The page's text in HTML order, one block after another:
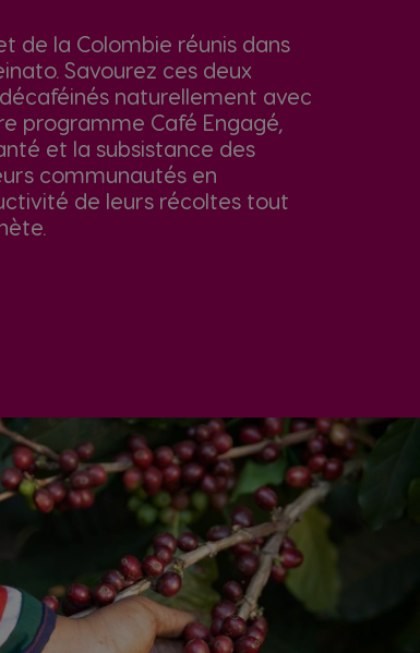
de la Colombie réunis dans
Savourez ces deux
naturellement avec
programme Café Engagé,
et la subsistance des
communautés en
de leurs récoltes tout